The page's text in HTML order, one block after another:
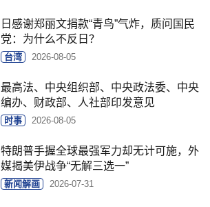
日感谢郑丽文捐款“青鸟”气炸，质问国民
党：为什么不反日？
台湾 2026-08-05
最高法、中央组织部、中央政法委、中央
编办、财政部、人社部印发意见
时事 2026-08-05
特朗普手握全球最强军力却无计可施，外
媒揭美伊战争“无解三选一”
新闻解画 2026-07-31